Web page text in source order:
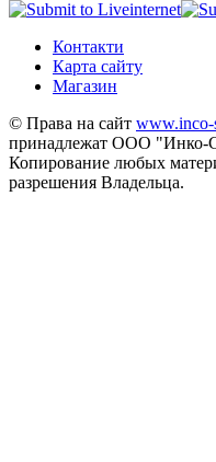
Контакти
Карта сайту
Магазин
© Права на сайт www.inco-
принадлежат ООО "Инко-
Копирование любых
разрешения Владельца.